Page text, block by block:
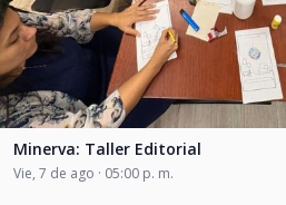
Minerva: Taller Editorial
Vie, 7 de ago · 05:00 p. m.